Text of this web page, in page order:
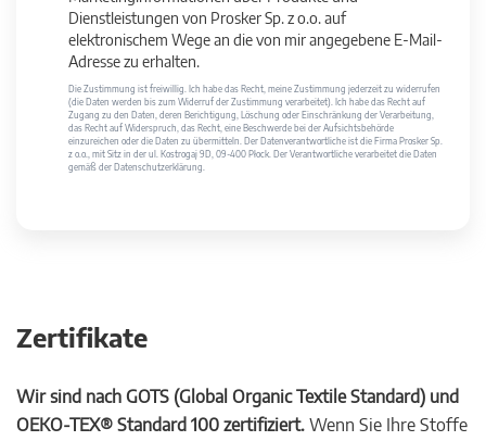
Dienstleistungen von Prosker Sp. z o.o. auf
elektronischem Wege an die von mir angegebene E-Mail-
Adresse zu erhalten.
Die Zustimmung ist freiwillig. Ich habe das Recht, meine Zustimmung jederzeit zu widerrufen
(die Daten werden bis zum Widerruf der Zustimmung verarbeitet). Ich habe das Recht auf
Zugang zu den Daten, deren Berichtigung, Löschung oder Einschränkung der Verarbeitung,
das Recht auf Widerspruch, das Recht, eine Beschwerde bei der Aufsichtsbehörde
einzureichen oder die Daten zu übermitteln. Der Datenverantwortliche ist die Firma Prosker Sp.
z o.o., mit Sitz in der ul. Kostrogaj 9D, 09-400 Płock. Der Verantwortliche verarbeitet die Daten
gemäß der Datenschutzerklärung.
Zertifikate
Wir sind nach GOTS (Global Organic Textile Standard) und
OEKO-TEX® Standard 100 zertifiziert. Wenn Sie Ihre Stoffe